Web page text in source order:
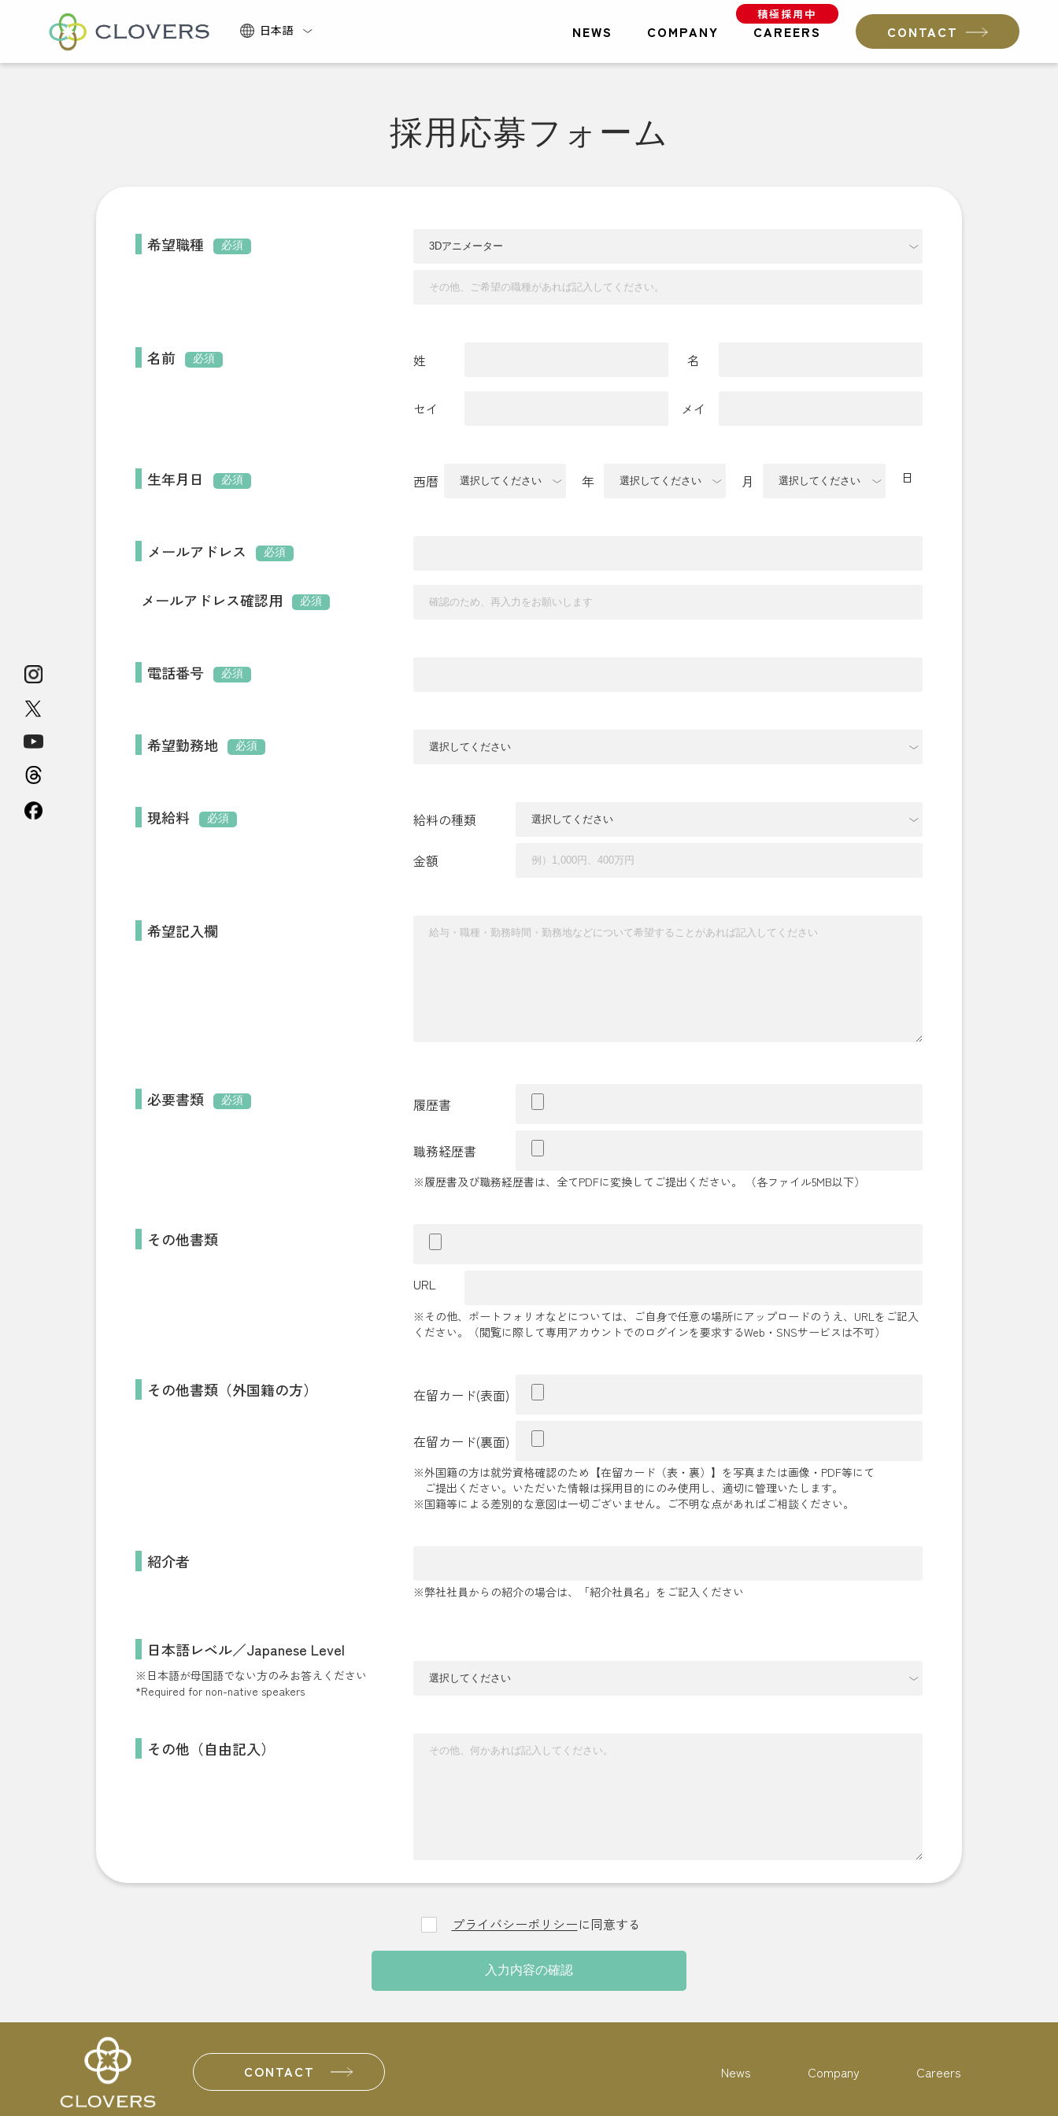
日本語 NEWS COMPANY
積極採用中
CAREERS CONTACT
採用応募フォーム
希望職種 必須
名前 必須 姓 名
セイ メイ
生年月日 必須 西暦 年 月 日
メールアドレス 必須
メールアドレス確認用 必須
電話番号 必須
希望勤務地 必須
現給料 必須 給料の種類
金額
希望記入欄
必要書類 必須 履歴書
職務経歴書
※履歴書及び職務経歴書は、全てPDFに変換してご提出ください。 （各ファイル5MB以下）
その他書類
URL
※その他、ポートフォリオなどについては、ご自身で任意の場所にアップロードのうえ、URLをご記入
ください。（閲覧に際して専用アカウントでのログインを要求するWeb・SNSサービスは不可）
その他書類（外国籍の方） 在留カード(表面)
在留カード(裏面)
※外国籍の方は就労資格確認のため【在留カード（表・裏）】を写真または画像・PDF等にて
ご提出ください。いただいた情報は採用目的にのみ使用し、適切に管理いたします。
※国籍等による差別的な意図は一切ございません。ご不明な点があればご相談ください。
紹介者
※弊社社員からの紹介の場合は、「紹介社員名」をご記入ください
日本語レベル／Japanese Level
※日本語が母国語でない方のみお答えください
*Required for non-native speakers
その他（自由記入）
プライバシーポリシーに同意する
CONTACT News Company Careers